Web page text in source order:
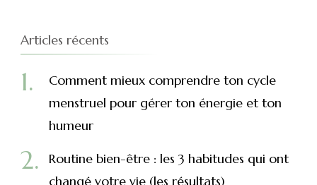
Articles récents
Comment mieux comprendre ton cycle
menstruel pour gérer ton énergie et ton
humeur
Routine bien-être : les 3 habitudes qui ont
changé votre vie (les résultats)